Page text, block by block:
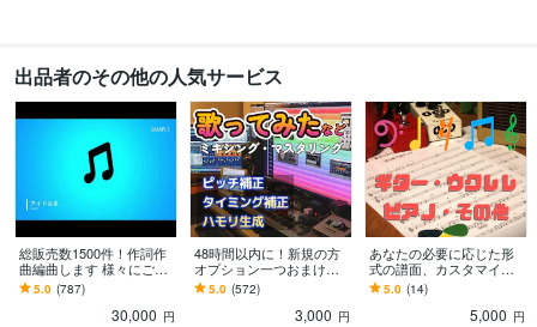
出品者のその他の人気サービス
総販売数1500件！作詞作
曲編曲します 様々にご要
望に合わせて アイドルV
tuber 企業CMなど
5.0 (787)
30,000 円
48時間以内に！新規の方
オプション一つおまけし
ます 歌ってみた・Vtube
r・ボーカロイド・楽器の
5.0 (572)
3,000 円
あなたの必要に応じた形
式の譜面、カスタマイズ
します ギター、ウクレ
レ、ピアノ、ボーカル…
ページ数、文字の大きさ
5.0 (14)
5,000 円